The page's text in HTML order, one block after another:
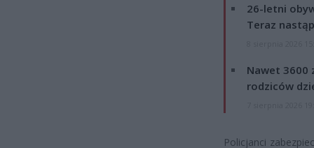
26-letni
Teraz
Nawet 3600
rodziców
Policjanci